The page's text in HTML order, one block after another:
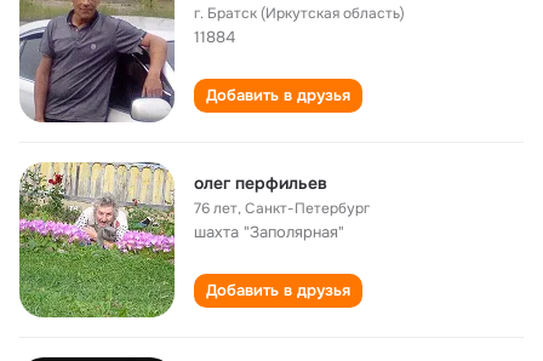
г. Братск (Иркутская область)
11884
Добавить в друзья
олег перфильев
76 лет,Санкт-Петербург
шахта "Заполярная"
Добавить в друзья